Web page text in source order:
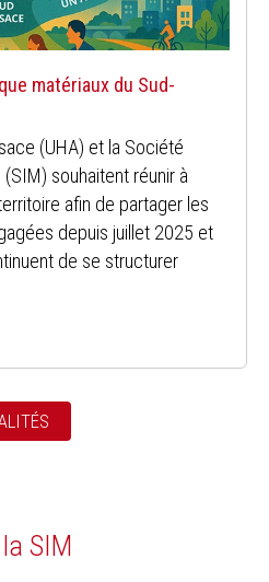
matériaux du Sud-
(UHA) et la Société
souhaitent réunir à
afin de partager les
depuis juillet 2025 et
de se structurer
SIM